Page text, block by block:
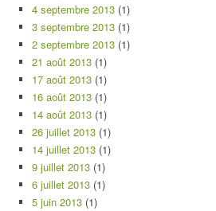
4 septembre 2013 (1)
3 septembre 2013 (1)
2 septembre 2013 (1)
21 août 2013 (1)
17 août 2013 (1)
16 août 2013 (1)
14 août 2013 (1)
26 juillet 2013 (1)
14 juillet 2013 (1)
9 juillet 2013 (1)
6 juillet 2013 (1)
5 juin 2013 (1)